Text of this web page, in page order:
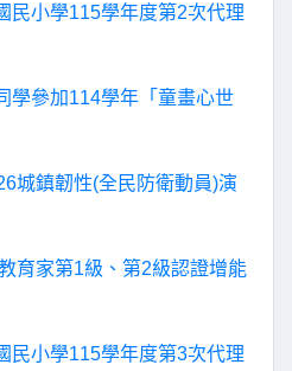
民小學115學年度第2次代理
學參加114學年「童畫心世
城鎮韌性(全民防衛動員)演
育家第1級、第2級認證增能
民小學115學年度第3次代理